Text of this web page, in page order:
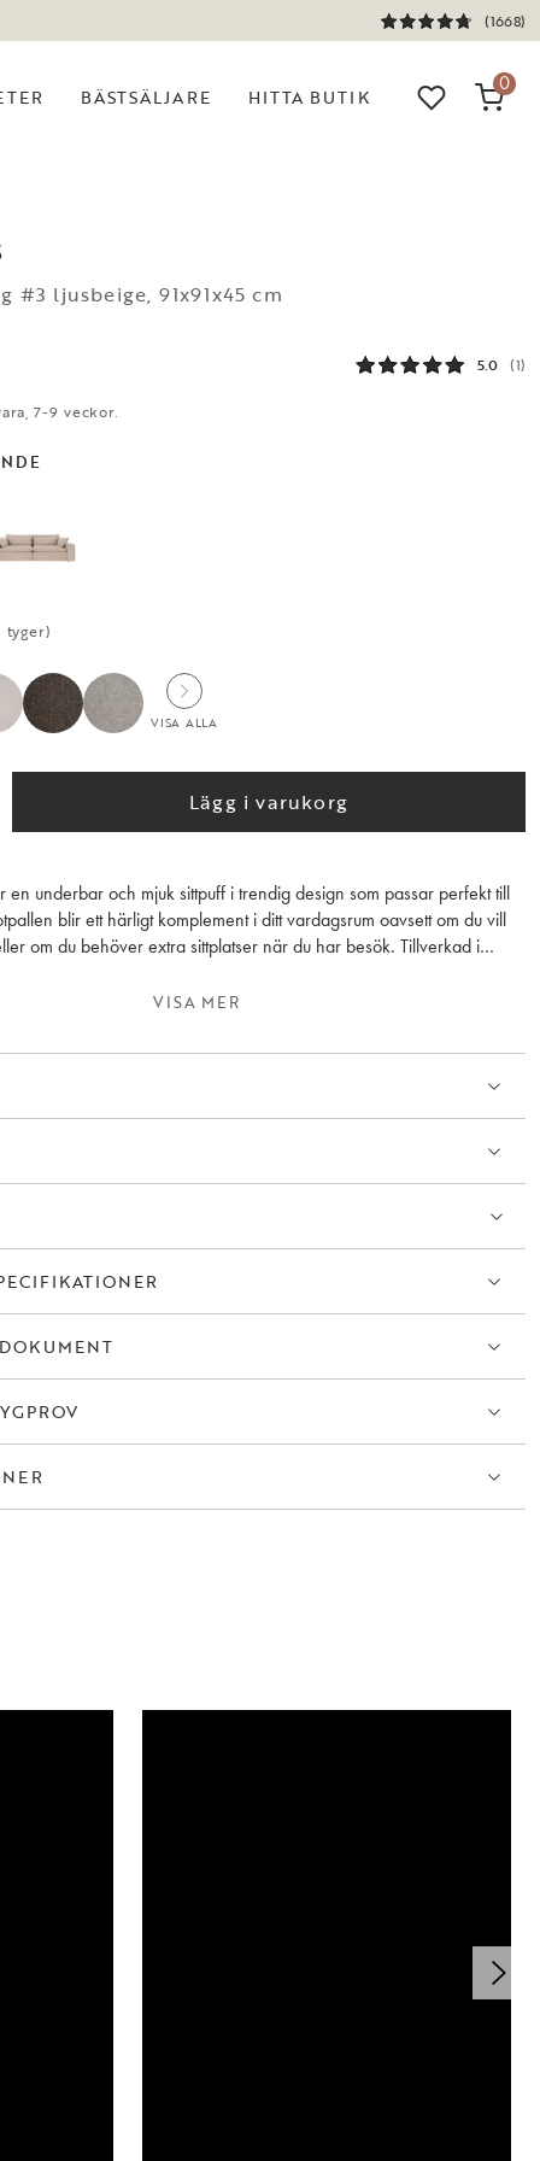
(1668)
BÄSTSÄLJARE HITTA BUTIK
0
#3 ljusbeige, 91x91x45 cm
5.0 (1)
7-9 veckor.
tyger)
VISA ALLA
Lägg i varukorg
en underbar och mjuk sittpuff i trendig design som passar perfekt till
blir ett härligt komplement i ditt vardagsrum oavsett om du vill
om du behöver extra sittplatser när du har besök. Tillverkad i
lagerförda tyger, Sandra ljusbeige (#903) och Rachel grön (#207),
VISA MER